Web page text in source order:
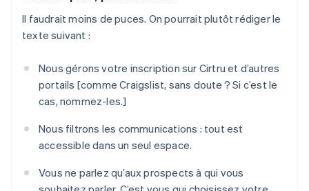
Il faudrait moins de puces. On pourrait plutôt rédiger le
texte suivant :
Nous gérons votre inscription sur Cirtru et d’autres
portails [comme Craigslist, sans doute ? Si c’est le
cas, nommez-les.]
Nous filtrons les communications : tout est
accessible dans un seul espace.
Vous ne parlez qu’aux prospects à qui vous